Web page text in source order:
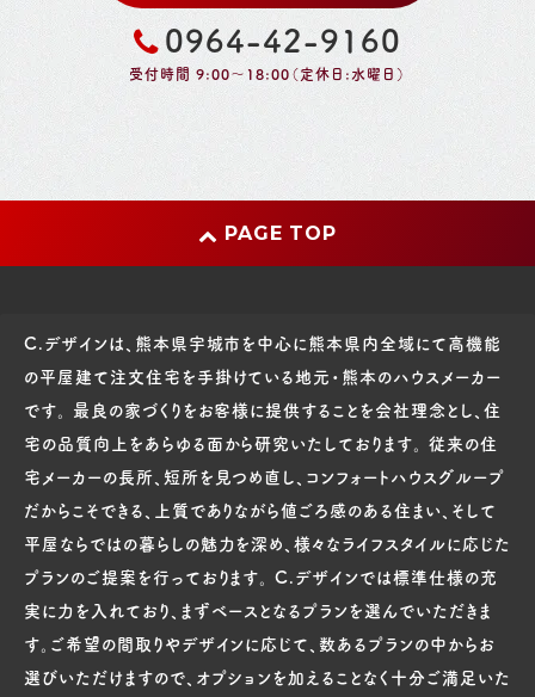
0964-42-9160
受付時間 9:00～18:00（定休日:水曜日）
PAGE TOP
C.デザインは、熊本県宇城市を中心に熊本県内全域にて高機能
の平屋建て注文住宅を手掛けている地元・熊本のハウスメーカー
です。 最良の家づくりをお客様に提供することを会社理念とし、住
宅の品質向上をあらゆる面から研究いたしております。 従来の住
宅メーカーの長所、短所を見つめ直し、コンフォートハウスグループ
だからこそできる、上質でありながら値ごろ感のある住まい、そして
平屋ならではの暮らしの魅力を深め、様々なライフスタイルに応じた
プランのご提案を行っております。 C.デザインでは標準仕様の充
実に力を入れており、まずベースとなるプランを選んでいただきま
す。ご希望の間取りやデザインに応じて、数あるプランの中からお
選びいただけますので、オプションを加えることなく十分ご満足いた